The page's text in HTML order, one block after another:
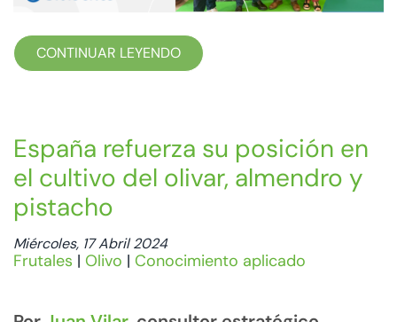
CONTINUAR LEYENDO
España refuerza su posición en
el cultivo del olivar, almendro y
pistacho
Miércoles, 17 Abril 2024
Frutales | Olivo | Conocimiento aplicado